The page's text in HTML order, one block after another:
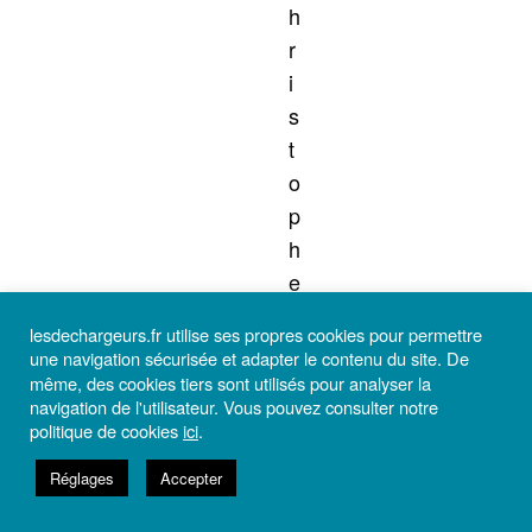
h
r
i
s
t
o
p
h
e
i
d
o
lesdechargeurs.fr utilise ses propres cookies pour permettre
une navigation sécurisée et adapter le contenu du site. De
même, des cookies tiers sont utilisés pour analyser la
navigation de l'utilisateur. Vous pouvez consulter notre
politique de cookiesici.
Réglages Accepter